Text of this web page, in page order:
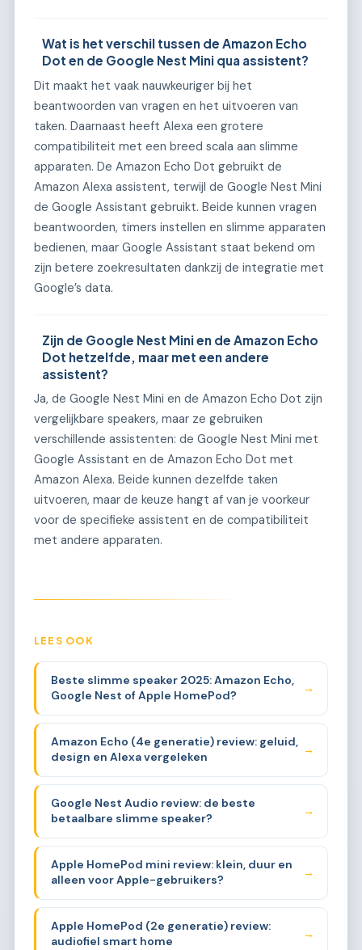
Wat is het verschil tussen de Amazon Echo
Dot en de Google Nest Mini qua assistent?
Dit maakt het vaak nauwkeuriger bij het
beantwoorden van vragen en het uitvoeren van
taken. Daarnaast heeft Alexa een grotere
compatibiliteit met een breed scala aan slimme
apparaten. De Amazon Echo Dot gebruikt de
Amazon Alexa assistent, terwijl de Google Nest Mini
de Google Assistant gebruikt. Beide kunnen vragen
beantwoorden, timers instellen en slimme apparaten
bedienen, maar Google Assistant staat bekend om
zijn betere zoekresultaten dankzij de integratie met
Google’s data.
Zijn de Google Nest Mini en de Amazon Echo
Dot hetzelfde, maar met een andere
assistent?
Ja, de Google Nest Mini en de Amazon Echo Dot zijn
vergelijkbare speakers, maar ze gebruiken
verschillende assistenten: de Google Nest Mini met
Google Assistant en de Amazon Echo Dot met
Amazon Alexa. Beide kunnen dezelfde taken
uitvoeren, maar de keuze hangt af van je voorkeur
voor de specifieke assistent en de compatibiliteit
met andere apparaten.
LEES OOK
Beste slimme speaker 2025: Amazon Echo,
Google Nest of Apple HomePod?
→
Amazon Echo (4e generatie) review: geluid,
design en Alexa vergeleken
→
Google Nest Audio review: de beste
betaalbare slimme speaker?
→
Apple HomePod mini review: klein, duur en
alleen voor Apple-gebruikers?
→
Apple HomePod (2e generatie) review:
audiofiel smart home
→